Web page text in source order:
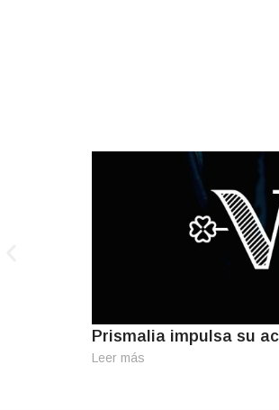
Prismalia impulsa su
Leer más